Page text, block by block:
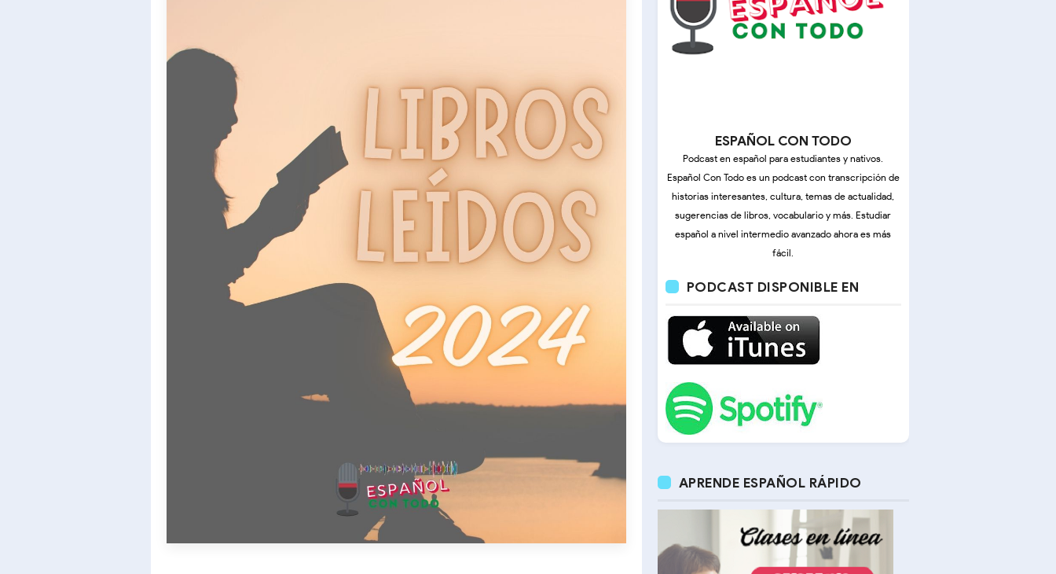
ESPAÑOL CON TODO
Podcast en español para estudiantes y nativos.
Español Con Todo es un podcast con transcripción de
historias interesantes, cultura, temas de actualidad,
sugerencias de libros, vocabulario y más. Estudiar
español a nivel intermedio avanzado ahora es más
fácil.
PODCAST DISPONIBLE EN
APRENDE ESPAÑOL RÁPIDO